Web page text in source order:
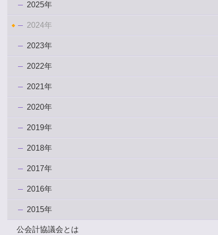
2025年
2024年
2023年
2022年
2021年
2020年
2019年
2018年
2017年
2016年
2015年
公会計協議会とは